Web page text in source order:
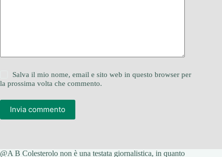
Salva il mio nome, email e sito web in questo browser per
la prossima volta che commento.
Invia commento
@A B Colesterolo non è una testata giornalistica, in quanto